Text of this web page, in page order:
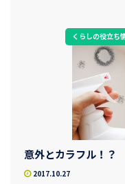
くらしの役立ち
意外とカラフル！
2017.10.27